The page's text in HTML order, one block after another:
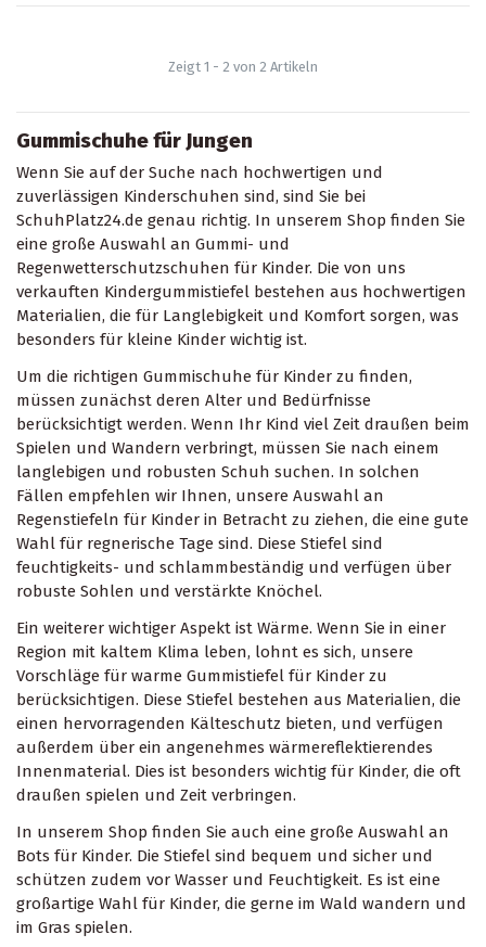
Zeigt 1 - 2 von 2 Artikeln
Gummischuhe für Jungen
Wenn Sie auf der Suche nach hochwertigen und
zuverlässigen Kinderschuhen sind, sind Sie bei
SchuhPlatz24.de genau richtig. In unserem Shop finden Sie
eine große Auswahl an Gummi- und
Regenwetterschutzschuhen für Kinder. Die von uns
verkauften Kindergummistiefel bestehen aus hochwertigen
Materialien, die für Langlebigkeit und Komfort sorgen, was
besonders für kleine Kinder wichtig ist.
Um die richtigen Gummischuhe für Kinder zu finden,
müssen zunächst deren Alter und Bedürfnisse
berücksichtigt werden. Wenn Ihr Kind viel Zeit draußen beim
Spielen und Wandern verbringt, müssen Sie nach einem
langlebigen und robusten Schuh suchen. In solchen
Fällen empfehlen wir Ihnen, unsere Auswahl an
Regenstiefeln für Kinder in Betracht zu ziehen, die eine gute
Wahl für regnerische Tage sind. Diese Stiefel sind
feuchtigkeits- und schlammbeständig und verfügen über
robuste Sohlen und verstärkte Knöchel.
Ein weiterer wichtiger Aspekt ist Wärme. Wenn Sie in einer
Region mit kaltem Klima leben, lohnt es sich, unsere
Vorschläge für warme Gummistiefel für Kinder zu
berücksichtigen. Diese Stiefel bestehen aus Materialien, die
einen hervorragenden Kälteschutz bieten, und verfügen
außerdem über ein angenehmes wärmereflektierendes
Innenmaterial. Dies ist besonders wichtig für Kinder, die oft
draußen spielen und Zeit verbringen.
In unserem Shop finden Sie auch eine große Auswahl an
Bots für Kinder. Die Stiefel sind bequem und sicher und
schützen zudem vor Wasser und Feuchtigkeit. Es ist eine
großartige Wahl für Kinder, die gerne im Wald wandern und
im Gras spielen.